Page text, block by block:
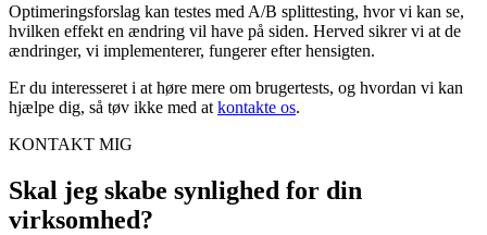
Optimeringsforslag kan testes med A/B splittesting, hvor vi kan se,
hvilken effekt en ændring vil have på siden. Herved sikrer vi at de
ændringer, vi implementerer, fungerer efter hensigten.
Er du interesseret i at høre mere om brugertests, og hvordan vi kan
hjælpe dig, så tøv ikke med at kontakte os.
KONTAKT MIG
Skal jeg skabe synlighed for din
virksomhed?